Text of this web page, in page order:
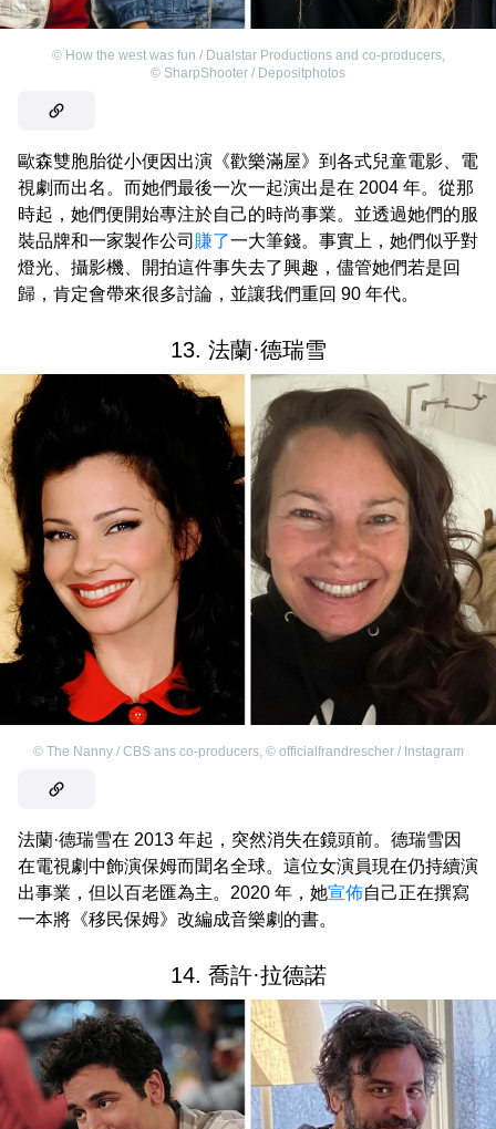
© How the west was fun / Dualstar Productions and co-producers,
© SharpShooter / Depositphotos
歐森雙胞胎從小便因出演《歡樂滿屋》到各式兒童電影、電
視劇而出名。而她們最後一次一起演出是在 2004 年。從那
時起，她們便開始專注於自己的時尚事業。並透過她們的服
裝品牌和一家製作公司 賺了一大筆錢。事實上，她們似乎對
燈光、攝影機、開拍這件事失去了興趣，儘管她們若是回
歸，肯定會帶來很多討論，並讓我們重回 90 年代。
13. 法蘭·德瑞雪
© The Nanny / CBS ans co-producers, © officialfrandrescher / Instagram
法蘭·德瑞雪在 2013 年起，突然消失在鏡頭前。德瑞雪因
在電視劇中飾演保姆而聞名全球。這位女演員現在仍持續演
出事業，但以百老匯為主。2020 年，她宣佈自己正在撰寫
一本將《移民保姆》改編成音樂劇的書。
14. 喬許·拉德諾